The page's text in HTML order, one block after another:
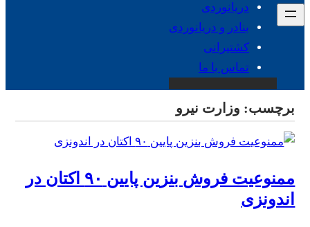
دریانوردی
بنادر و دریانوردی
کشتیرانی
تماس با ما
برچسب: وزارت نیرو
ممنوعیت فروش بنزین پایین ۹۰ اکتان در
اندونزی